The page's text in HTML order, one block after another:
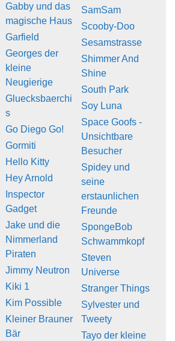
Gabby und das
magische Haus
Garfield
Georges der
kleine
Neugierige
Gluecksbaerchi
s
Go Diego Go!
Gormiti
Hello Kitty
Hey Arnold
Inspector
Gadget
Jake und die
Nimmerland
Piraten
Jimmy Neutron
Kiki 1
Kim Possible
Kleiner Brauner
Bär
SamSam
Scooby-Doo
Sesamstrasse
Shimmer And
Shine
South Park
Soy Luna
Space Goofs -
Unsichtbare
Besucher
Spidey und
seine
erstaunlichen
Freunde
SpongeBob
Schwammkopf
Steven
Universe
Stranger Things
Sylvester und
Tweety
Tayo der kleine